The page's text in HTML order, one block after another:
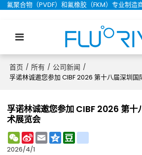
氟聚合物（PVDF）和氟橡胶（FKM）专业制造
首页 / 所有 / 公司新闻 /
孚诺林诚邀您参加 CIBF 2026 第十八届深圳国
孚诺林诚邀您参加 CIBF 2026 第十
术展览会
WeChat
Sina
Weibo
EmailQzone
2026/4/1